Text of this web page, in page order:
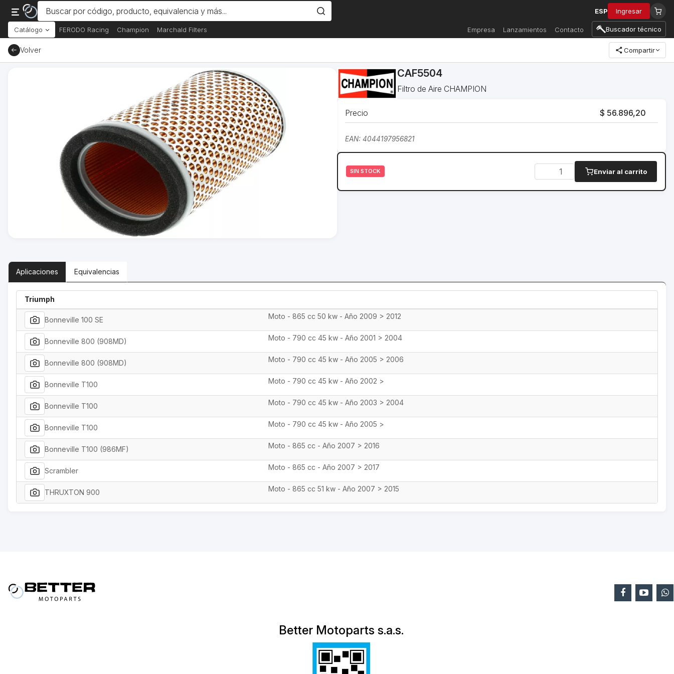
ESP Ingresar
Catálogo FERODO Racing Champion Marchald Filters Empresa Lanzamientos Contacto Buscador técnico
Volver Compartir
CAF5504
Filtro de Aire CHAMPION
Precio $ 56.896,20
EAN: 4044197956821
SIN STOCK Enviar al carrito
Aplicaciones Equivalencias
Triumph
Bonneville 100 SE Moto - 865 cc 50 kw - Año 2009 > 2012
Bonneville 800 (908MD) Moto - 790 cc 45 kw - Año 2001 > 2004
Bonneville 800 (908MD) Moto - 790 cc 45 kw - Año 2005 > 2006
Bonneville T100 Moto - 790 cc 45 kw - Año 2002 >
Bonneville T100 Moto - 790 cc 45 kw - Año 2003 > 2004
Bonneville T100 Moto - 790 cc 45 kw - Año 2005 >
Bonneville T100 (986MF) Moto - 865 cc - Año 2007 > 2016
Scrambler Moto - 865 cc - Año 2007 > 2017
THRUXTON 900 Moto - 865 cc 51 kw - Año 2007 > 2015
Better Motoparts s.a.s.